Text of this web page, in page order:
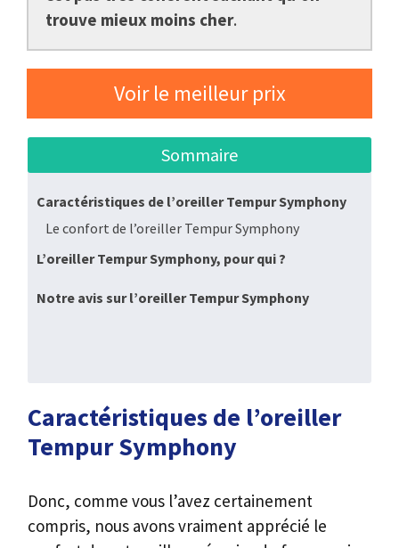
trouve mieux moins cher.
Voir le meilleur prix
Sommaire
Caractéristiques de l’oreiller Tempur Symphony
Le confort de l’oreiller Tempur Symphony
L’oreiller Tempur Symphony, pour qui ?
Notre avis sur l’oreiller Tempur Symphony
Caractéristiques de l’oreiller
Tempur Symphony
Donc, comme vous l’avez certainement
compris, nous avons vraiment apprécié le